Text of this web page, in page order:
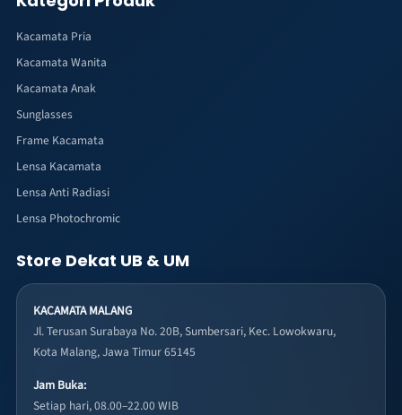
Kacamata Pria
Kacamata Wanita
Kacamata Anak
Sunglasses
Frame Kacamata
Lensa Kacamata
Lensa Anti Radiasi
Lensa Photochromic
Store Dekat UB & UM
KACAMATA MALANG
Jl. Terusan Surabaya No. 20B, Sumbersari, Kec. Lowokwaru,
Kota Malang, Jawa Timur 65145
Jam Buka:
Setiap hari, 08.00–22.00 WIB